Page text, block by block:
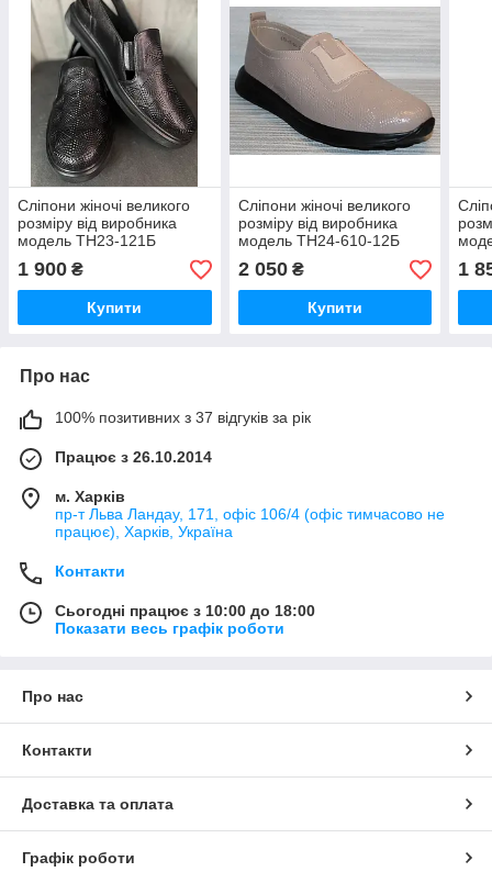
Сліпони жіночі великого
розміру від виробника
модель ТН23-121Б
1 900 ₴
Купити
Сліпони жіночі великого
розміру від виробника
модель ТН24-610-12Б
2 050₴
Купити
1
Про нас
100% позитивних з 37 відгуків за рік
Працює з 26.10.2014
м. Харків
пр-т Льва Ландау, 171, офіс 106/4 (офіс тимчасово не
працює), Харків, Україна
Контакти
Сьогодні працює з 10:00 до 18:00
Показати весь графік роботи
Про нас
Контакти
Доставка та оплата
Графік роботи